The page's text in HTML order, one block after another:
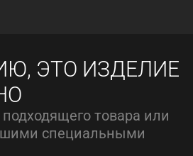
ЭТО ИЗДЕЛИЕ
товара или
специальными